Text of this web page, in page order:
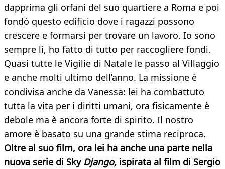
dapprima gli orfani del suo quartiere a Roma e poi
fondò questo edificio dove i ragazzi possono
crescere e formarsi per trovare un lavoro. Io sono
sempre lì, ho fatto di tutto per raccogliere fondi.
Quasi tutte le Vigilie di Natale le passo al Villaggio
e anche molti ultimo dell’anno. La missione è
condivisa anche da Vanessa: lei ha combattuto
tutta la vita per i diritti umani, ora fisicamente è
debole ma è ancora forte di spirito. Il nostro
amore è basato su una grande stima reciproca.
Oltre al suo film, ora lei ha anche una parte nella
nuova serie di Sky Django, ispirata al film di Sergio